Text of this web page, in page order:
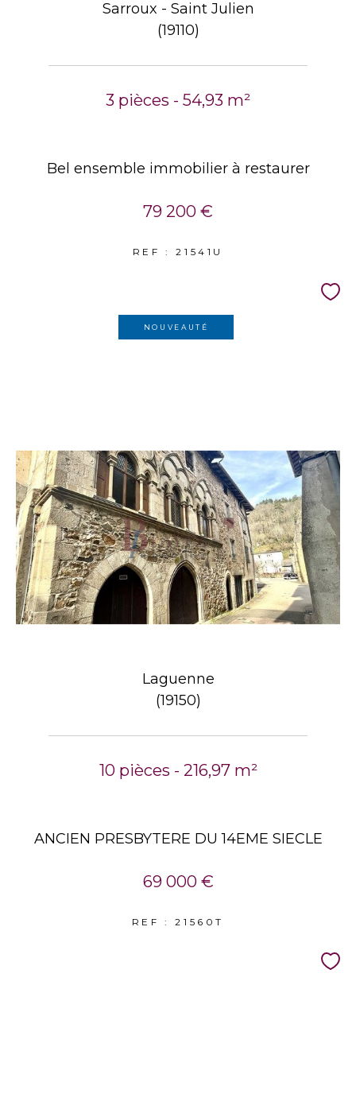
Sarroux - Saint Julien
(19110)
3 pièces - 54,93 m²
Bel ensemble immobilier à restaurer
79 200 €
REF : 21541U
NOUVEAUTÉ
Laguenne
(19150)
10 pièces - 216,97 m²
ANCIEN PRESBYTERE DU 14EME SIECLE
69 000 €
REF : 21560T